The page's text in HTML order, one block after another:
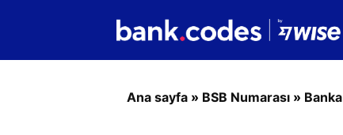
Ana sayfa » BSB Numarası » Banka